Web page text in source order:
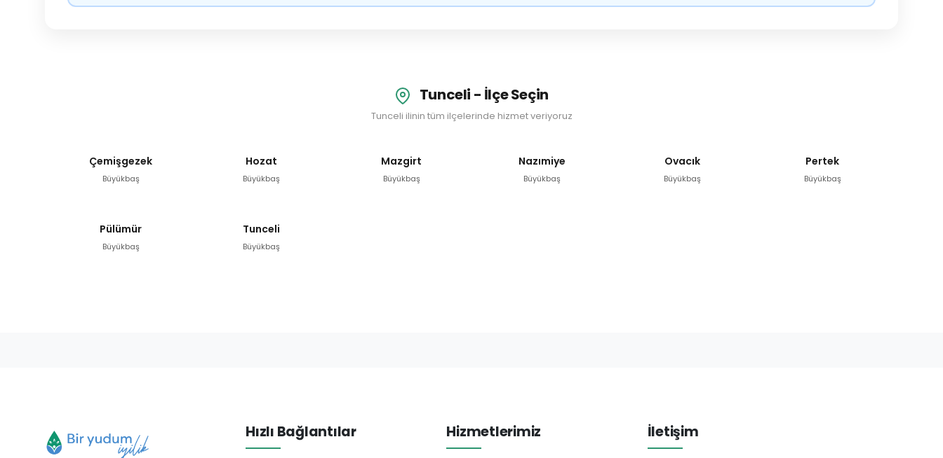
Tunceli - İlçe Seçin
Tunceli ilinin tüm ilçelerinde hizmet veriyoruz
Çemişgezek
Büyükbaş
Hozat
Büyükbaş
Mazgirt
Büyükbaş
Nazımiye
Büyükbaş
Ovacık
Büyükbaş
Pertek
Büyükbaş
Pülümür
Büyükbaş
Tunceli
Büyükbaş
Hızlı Bağlantılar Hizmetlerimiz İletişim